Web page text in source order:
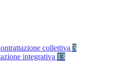
collettiva 3
integrativa 13